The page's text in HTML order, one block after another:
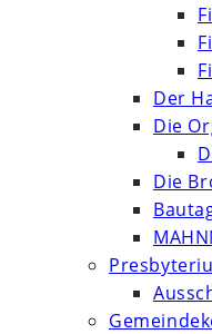
Der
Die
Die